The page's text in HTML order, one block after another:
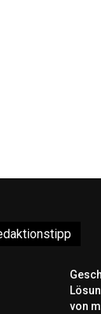
von